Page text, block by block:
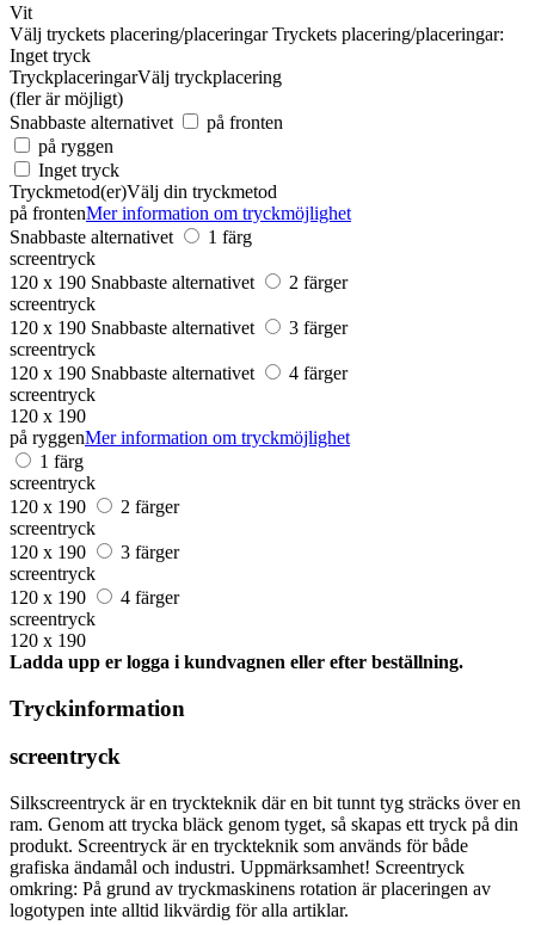
Vit
Välj tryckets placering/placeringar Tryckets placering/placeringar:
Inget tryck
TryckplaceringarVälj tryckplacering
(fler är möjligt)
Snabbaste alternativet
på fronten
på ryggen
Inget tryck
Tryckmetod(er)Välj din tryckmetod
på frontenMer information om tryckmöjlighet
Snabbaste alternativet
1 färg
screentryck
120 x 190 Snabbaste alternativet
2 färger
screentryck
120 x 190 Snabbaste alternativet
3 färger
screentryck
120 x 190 Snabbaste alternativet
4 färger
screentryck
120 x 190
på ryggenMer information om tryckmöjlighet
1 färg
screentryck
120 x 190
2 färger
screentryck
120 x 190
3 färger
screentryck
120 x 190
4 färger
screentryck
120 x 190
Ladda upp er logga i kundvagnen eller efter beställning.
Tryckinformation
screentryck
Silkscreentryck är en tryckteknik där en bit tunnt tyg sträcks över en
ram. Genom att trycka bläck genom tyget, så skapas ett tryck på din
produkt. Screentryck är en tryckteknik som används för både
grafiska ändamål och industri. Uppmärksamhet! Screentryck
omkring: På grund av tryckmaskinens rotation är placeringen av
logotypen inte alltid likvärdig för alla artiklar.